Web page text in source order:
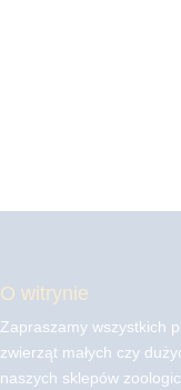
O witrynie
Zapraszamy wszystkich
zwierząt małych czy
naszych sklepów